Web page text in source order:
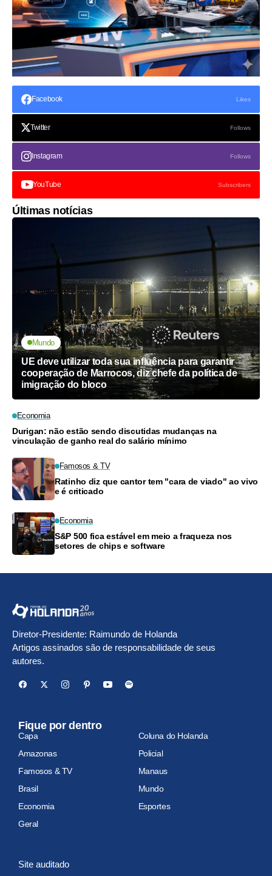
Facebook Likes
Twitter Follows
Instagram Follows
YouTube Subscribers
Últimas notícias
Mundo
UE deve utilizar toda sua influência para garantir
cooperação de Marrocos, diz chefe da política de
imigração do bloco
Economia
Durigan: não estão sendo discutidas mudanças na
vinculação de ganho real do salário mínimo
Famosos & TV
Ratinho diz que cantor tem "cara de viado" ao vivo
e é criticado
Economia
S&P 500 fica estável em meio a fraqueza nos
setores de chips e software
Diretor-Presidente: Raimundo de Holanda
Artigos assinados são de responsabilidade de seus
autores.
Fique por dentro
Capa
Coluna do Holanda
Amazonas
Policial
Famosos & TV
Manaus
Brasil
Mundo
Economia
Esportes
Geral
Site auditado